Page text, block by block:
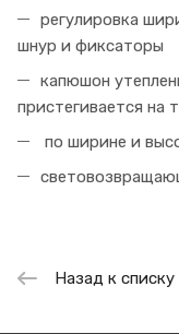
регулировка
шнур и фиксаторы
капюшон
пристегивается на
по ширине и
Назад к списку